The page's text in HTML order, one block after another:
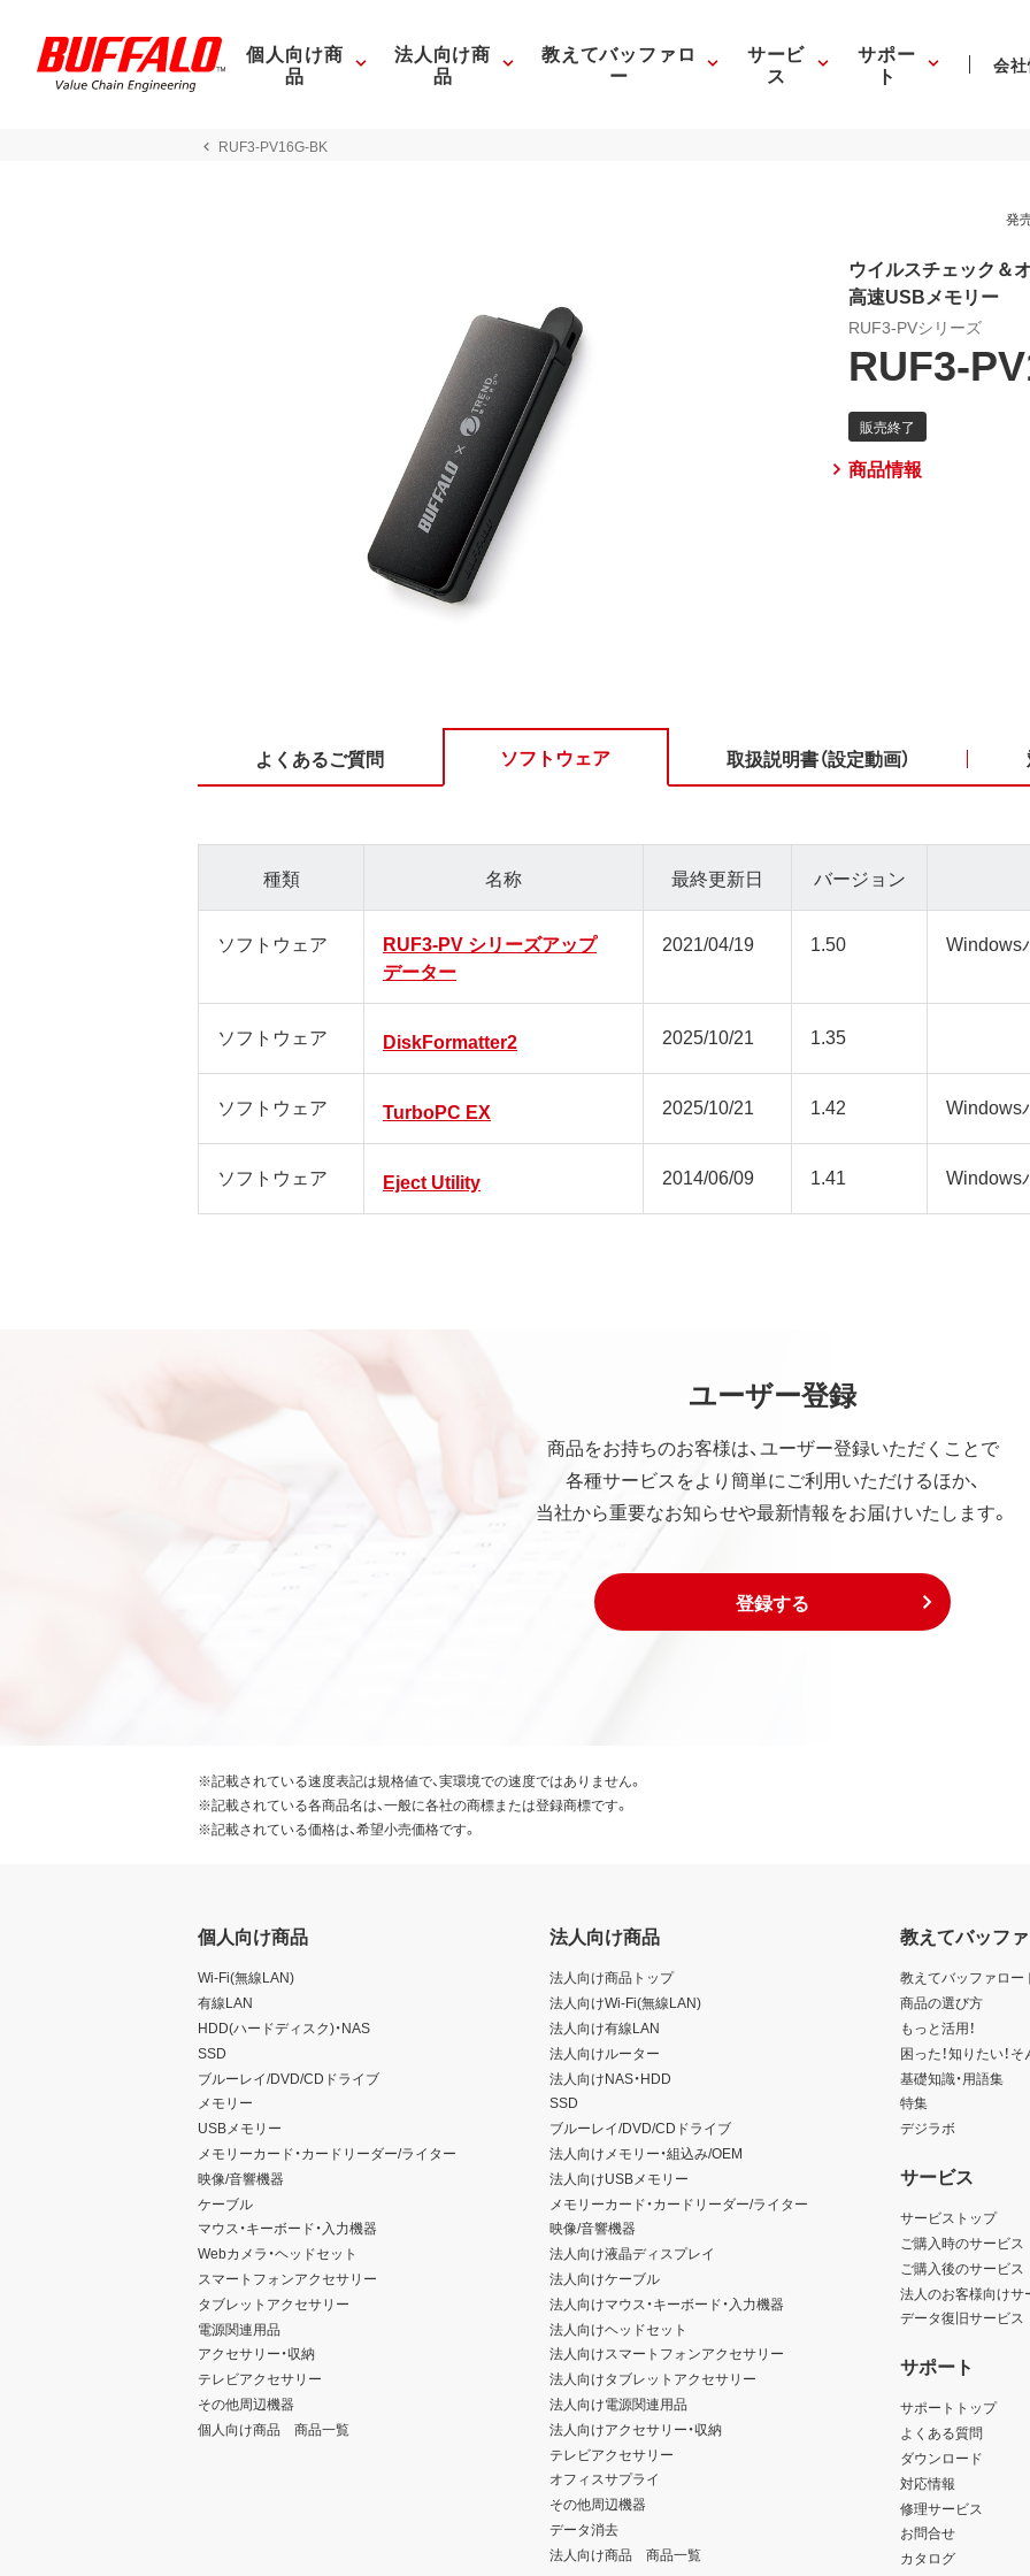
個人向け商
品
法人向け商
品
教えてバッファロ
ー
サービ
ス
サポー
ト 会
RUF3-PV16G-BK
発
ウイルスチェック＆
高速USBメモリー
RUF3-PVシリーズ
RUF3-
商品情報
よくあるご質問 ソフトウェア 取扱説明書（設定動画）
種類 名称 最終更新日 バージョン
ソフトウェア
RUF3-PV シリーズアップ
データー
2021/04/19 1.50 Windows
ソフトウェア DiskFormatter2 2025/10/21 1.35
ソフトウェア TurboPC EX 2025/10/21 1.42 Windows
ソフトウェア Eject Utility 2014/06/09 1.41 Windows
ユーザー登録
商品をお持ちのお客様は、ユーザー登録いただくことで
各種サービスをより簡単にご利用いただけるほか、
当社から重要なお知らせや最新情報をお届けいたします。
登録する
※記載されている速度表記は規格値で、実環境での速度ではありません。
※記載されている各商品名は、一般に各社の商標または登録商標です。
※記載されている価格は、希望小売価格です。
個人向け商品
Wi-Fi(無線LAN)
有線LAN
HDD(ハードディスク)・NAS
SSD
ブルーレイ/DVD/CDドライブ
メモリー
USBメモリー
メモリーカード・カードリーダー/ライター
映像/音響機器
ケーブル
マウス・キーボード・入力機器
Webカメラ・ヘッドセット
スマートフォンアクセサリー
タブレットアクセサリー
電源関連用品
アクセサリー・収納
テレビアクセサリー
その他周辺機器
個人向け商品 商品一覧
法人向け商品
法人向け商品トップ
法人向けWi-Fi(無線LAN)
法人向け有線LAN
法人向けルーター
法人向けNAS・HDD
SSD
ブルーレイ/DVD/CDドライブ
法人向けメモリー・組込み/OEM
法人向けUSBメモリー
メモリーカード・カードリーダー/ライター
映像/音響機器
法人向け液晶ディスプレイ
法人向けケーブル
法人向けマウス・キーボード・入力機器
法人向けヘッドセット
法人向けスマートフォンアクセサリー
法人向けタブレットアクセサリー
法人向け電源関連用品
法人向けアクセサリー・収納
テレビアクセサリー
オフィスサプライ
その他周辺機器
データ消去
法人向け商品 商品一覧
教えてバッフ
教えてバッファロー
商品の選び方
もっと活用！
困った！知りたい！
基礎知識・用語集
特集
デジラボ
サービス
サービストップ
ご購入時のサービス
ご購入後のサービス
法人のお客様向けサ
データ復旧サービス
サポート
サポートトップ
よくある質問
ダウンロード
対応情報
修理サービス
お問合せ
カタログ